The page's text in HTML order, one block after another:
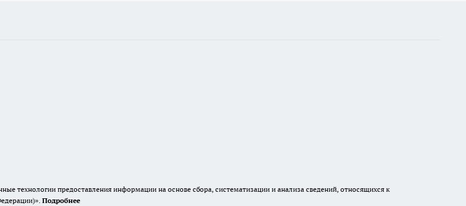
технологии предоставления информации на основе сбора, систематизации и анализа сведений, относящихся к
Подробнее